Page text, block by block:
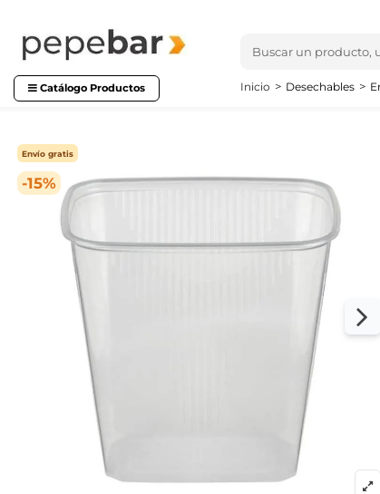
Catálogo Productos Inicio Desechables
-15%
Envío gratis